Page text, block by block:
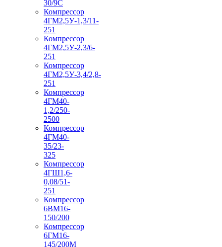
30/9С
Компрессор
4ГМ2,5У-1,3/11-
251
Компрессор
4ГМ2,5У-2,3/6-
251
Компрессор
4ГМ2,5У-3,4/2,8-
251
Компрессор
4ГМ40-
1,2/250-
2500
Компрессор
4ГМ40-
35/23-
325
Компрессор
4ГШ1,6-
0,08/51-
251
Компрессор
6ВМ16-
150/200
Компрессор
6ГМ16-
145/200М